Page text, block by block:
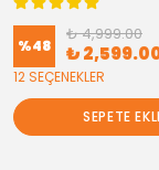
%48
₺ 4,999.00
₺
12 SEÇENEKLER
SEPETE